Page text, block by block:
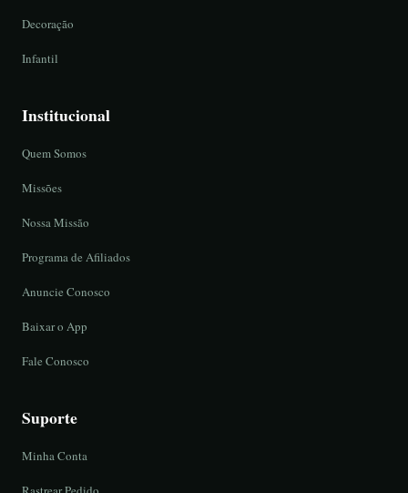
Decoração
Infantil
Institucional
Quem Somos
Missões
Nossa Missão
Programa de Afiliados
Anuncie Conosco
Baixar o App
Fale Conosco
Suporte
Minha Conta